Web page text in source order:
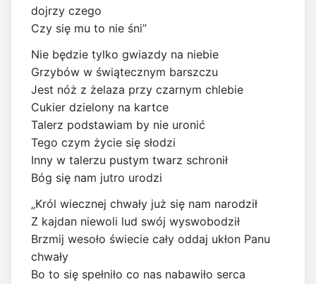
dojrzy czego
Czy się mu to nie śni”
Nie będzie tylko gwiazdy na niebie
Grzybów w świątecznym barszczu
Jest nóż z żelaza przy czarnym chlebie
Cukier dzielony na kartce
Talerz podstawiam by nie uronić
Tego czym życie się słodzi
Inny w talerzu pustym twarz schronił
Bóg się nam jutro urodzi
„Król wiecznej chwały już się nam narodził
Z kajdan niewoli lud swój wyswobodził
Brzmij wesoło świecie cały oddaj ukłon Panu
chwały
Bo to się spełniło co nas nabawiło serca